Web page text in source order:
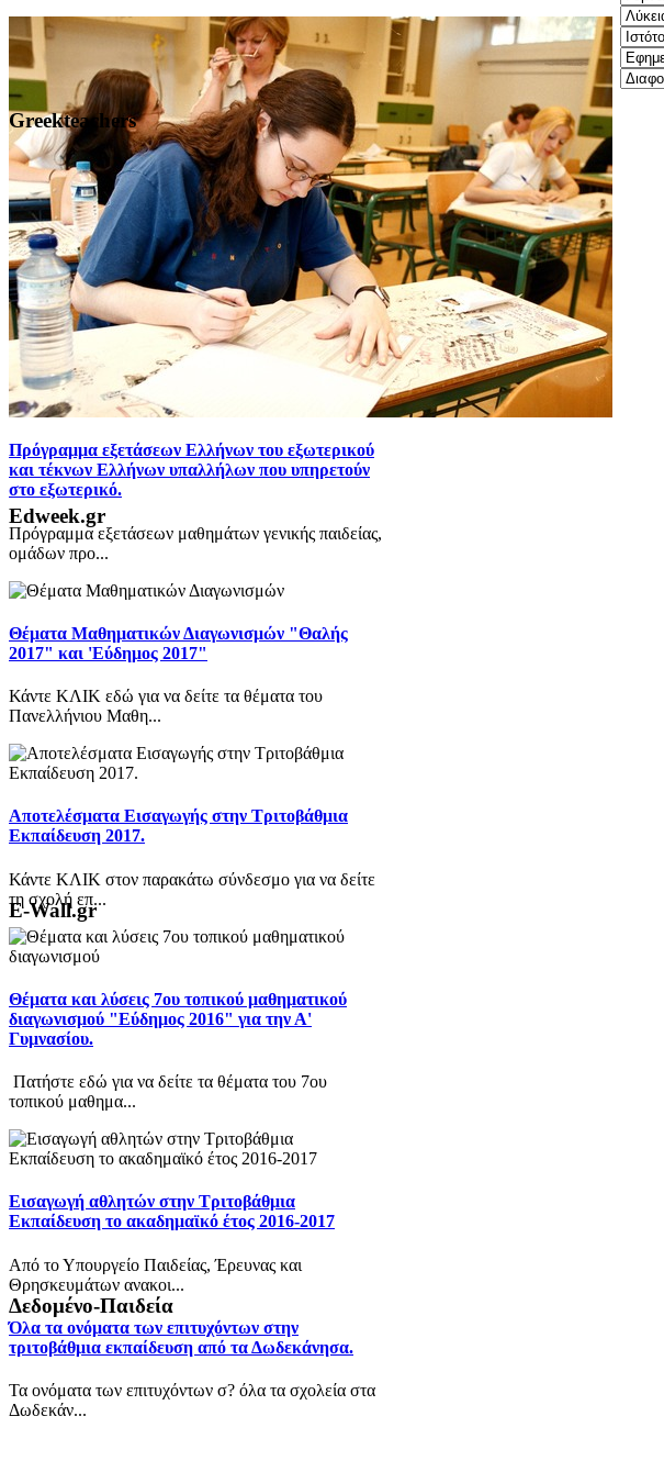
Πρόγραμμα εξετάσεων Ελλήνων του εξωτερικού
και τέκνων Ελλήνων υπαλλήλων που υπηρετούν
στο εξωτερικό.
Πρόγραμμα εξετάσεων μαθημάτων γενικής παιδείας,
ομάδων προ...
Θέματα Μαθηματικών Διαγωνισμών "Θαλής
2017" και 'Εύδημος 2017"
Κάντε ΚΛΙΚ εδώ για να δείτε τα θέματα του
Πανελλήνιου Μαθη...
Αποτελέσματα Εισαγωγής στην Τριτοβάθμια
Εκπαίδευση 2017.
Κάντε ΚΛΙΚ στον παρακάτω σύνδεσμο για να δείτε
τη σχολή επ...
Θέματα και λύσεις 7ου τοπικού μαθηματικού
διαγωνισμού "Εύδημος 2016" για την Α'
Γυμνασίου.
Πατήστε εδώ για να δείτε τα θέματα του 7ου
τοπικού μαθημα...
Εισαγωγή αθλητών στην Τριτοβάθμια
Εκπαίδευση το ακαδημαϊκό έτος 2016-2017
Από το Υπουργείο Παιδείας, Έρευνας και
Θρησκευμάτων ανακοι...
Όλα τα ονόματα των επιτυχόντων στην
τριτοβάθμια εκπαίδευση από τα Δωδεκάνησα.
Τα ονόματα των επιτυχόντων σ? όλα τα σχολεία στα
Δωδεκάν...
Greekteachers
Edweek.gr
E-Wall.gr
Δεδομένο-Παιδεία